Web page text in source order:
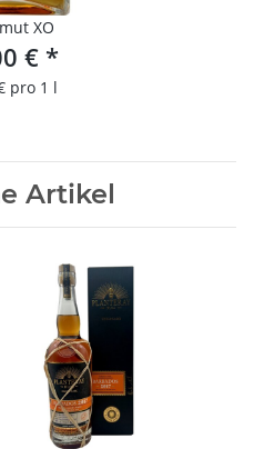
XO
€ *
pro 1 l
Artikel